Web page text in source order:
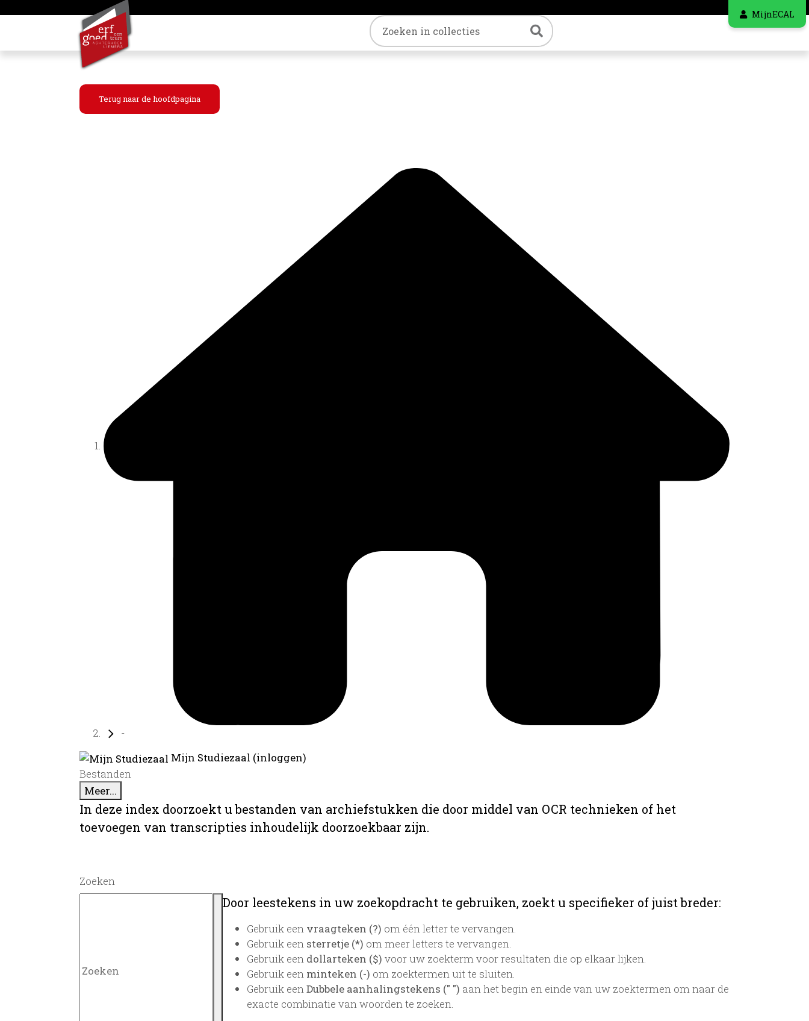
MijnECAL
Trefwoord Zoeken
Terug naar de hoofdpagina
-
Mijn Studiezaal (inloggen)
Bestanden
Meer...
In deze index doorzoekt u bestanden van archiefstukken die door middel van OCR technieken of het
toevoegen van transcripties inhoudelijk doorzoekbaar zijn.
Zoeken
Door leestekens in uw zoekopdracht te gebruiken, zoekt u specifieker of juist breder:
Gebruik een vraagteken (?) om één letter te vervangen.
Gebruik een sterretje (*) om meer letters te vervangen.
Gebruik een dollarteken ($) voor uw zoekterm voor resultaten die op elkaar lijken.
Gebruik een minteken (-) om zoektermen uit te sluiten.
Gebruik eenDubbele aanhalingstekens (" ") aan het begin en einde van uw zoektermen om naar de
exacte combinatie van woorden te zoeken.